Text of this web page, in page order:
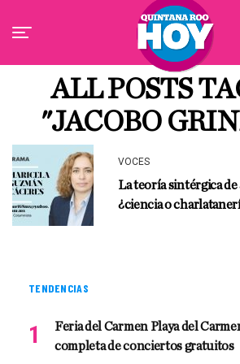
ALL POSTS
"JACOBO
VOCES
La teoría sintérgica
¿ciencia o
TENDENCIAS
Feria del Carmen Playa del
completa de conciertos gratuitos